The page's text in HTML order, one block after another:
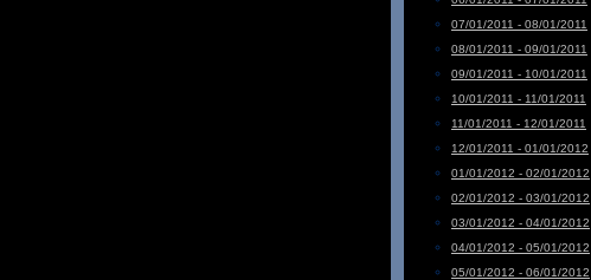
07/01/2011 - 08/01/2011
08/01/2011 - 09/01/2011
09/01/2011 - 10/01/2011
10/01/2011 - 11/01/2011
11/01/2011 - 12/01/2011
12/01/2011 - 01/01/2012
01/01/2012 - 02/01/2012
02/01/2012 - 03/01/2012
03/01/2012 - 04/01/2012
04/01/2012 - 05/01/2012
05/01/2012 - 06/01/2012